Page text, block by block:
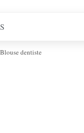
Blouse dentiste